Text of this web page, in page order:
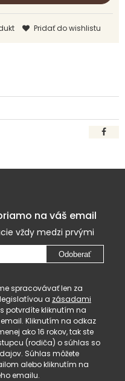
Pridať do wishlistu
na váš email
vždy medzi prvými
Odoberať
spracovávať len za
a zásadami
potvrdíte kliknutím na
Kliknutím na odkaz
ako 16 rokov, tak ste
(rodiča) o súhlas so
Súhlas môžete
alebo kliknutím na
emailu.